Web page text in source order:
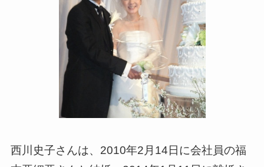
西川史子さんは、2010年2月14日に会社員の福